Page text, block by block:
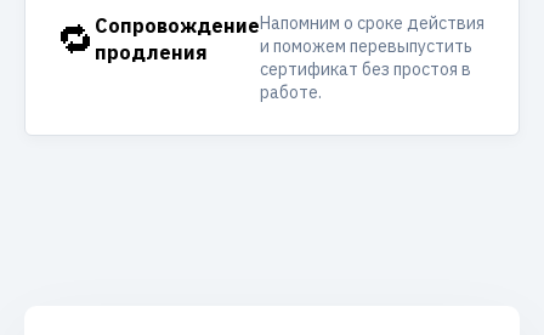
🔁 Сопровождение
продления
Напомним о сроке действия
и поможем перевыпустить
сертификат без простоя в
работе.